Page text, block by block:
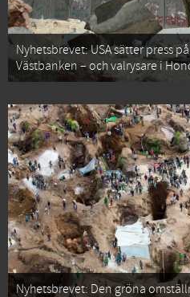
Nyhetsbrevet: USA sätter press
Västbanken – och valrysare i
Nyhetsbrevet: Den gröna